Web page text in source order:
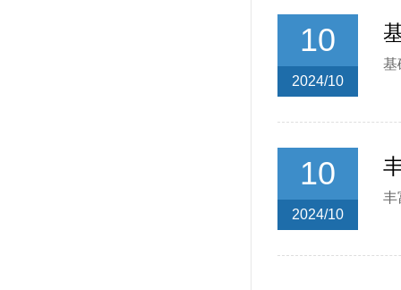
10
2024/10
基
10
2024/10
丰